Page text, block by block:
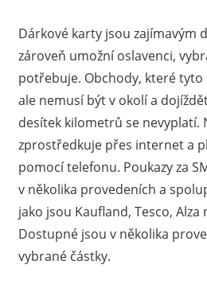
proto
na
našem
webu
určitě
najdou
nabídky
pro
ty,
jimž
se
Dárkové karty jsou zajímavým
zároveň umožní oslavenci,
potřebuje. Obchody, které tyto
ale nemusí být v okolí a
desítek kilometrů se nevyplatí.
zprostředkuje přes internet a
pomocí telefonu. Poukazy za
v několika provedeních a
jako jsou Kaufland, Tesco, Alza
Dostupné jsou v několika
vybrané částky.